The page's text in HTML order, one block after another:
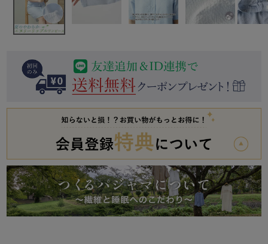
春 夏 秋 冬
ボーイズパジャマ
売れ筋ランキング
すべての生地一覧はこちら
目的別でさがす一覧はこちら
作務衣
羽織・バスロ
ーブ
上着単品
ズボン単品